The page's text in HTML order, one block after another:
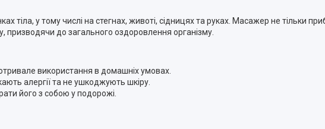
тіла, у тому числі на стегнах, животі, сідницях та руках. Масажер не тільки
до загального оздоровлення організму.
використання в домашніх умовах.
алергії та не ушкоджують шкіру.
його з собою у подорожі.